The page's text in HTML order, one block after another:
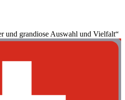
und grandiose Auswahl und Vielfalt“